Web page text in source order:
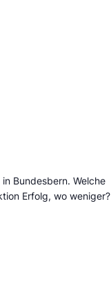
Bundesbern. Welche
Erfolg, wo weniger?